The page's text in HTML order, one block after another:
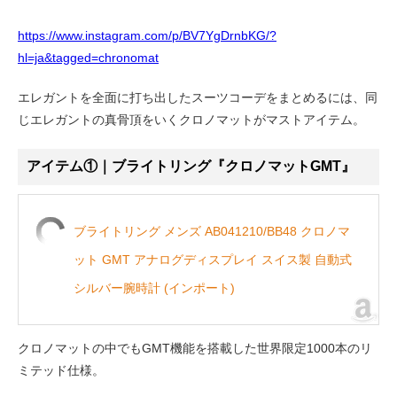
https://www.instagram.com/p/BV7YgDrnbKG/?
hl=ja&tagged=chronomat
エレガントを全面に打ち出したスーツコーデをまとめるには、同
じエレガントの真骨頂をいくクロノマットがマストアイテム。
アイテム①｜ブライトリング『クロノマットGMT』
ブライトリング メンズ AB041210/BB48 クロノマ
ット GMT アナログディスプレイ スイス製 自動式
シルバー腕時計 (インポート)
クロノマットの中でもGMT機能を搭載した世界限定1000本のリ
ミテッド仕様。